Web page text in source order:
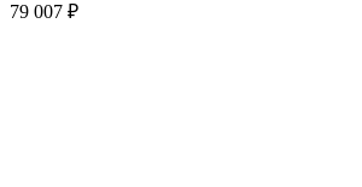
79 007 ₽